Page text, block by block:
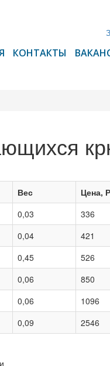
КОНТАКТЫ
Вес
Цена,
0,03
336
0,04
421
0,45
526
0,06
850
0,06
1096
0,09
2546